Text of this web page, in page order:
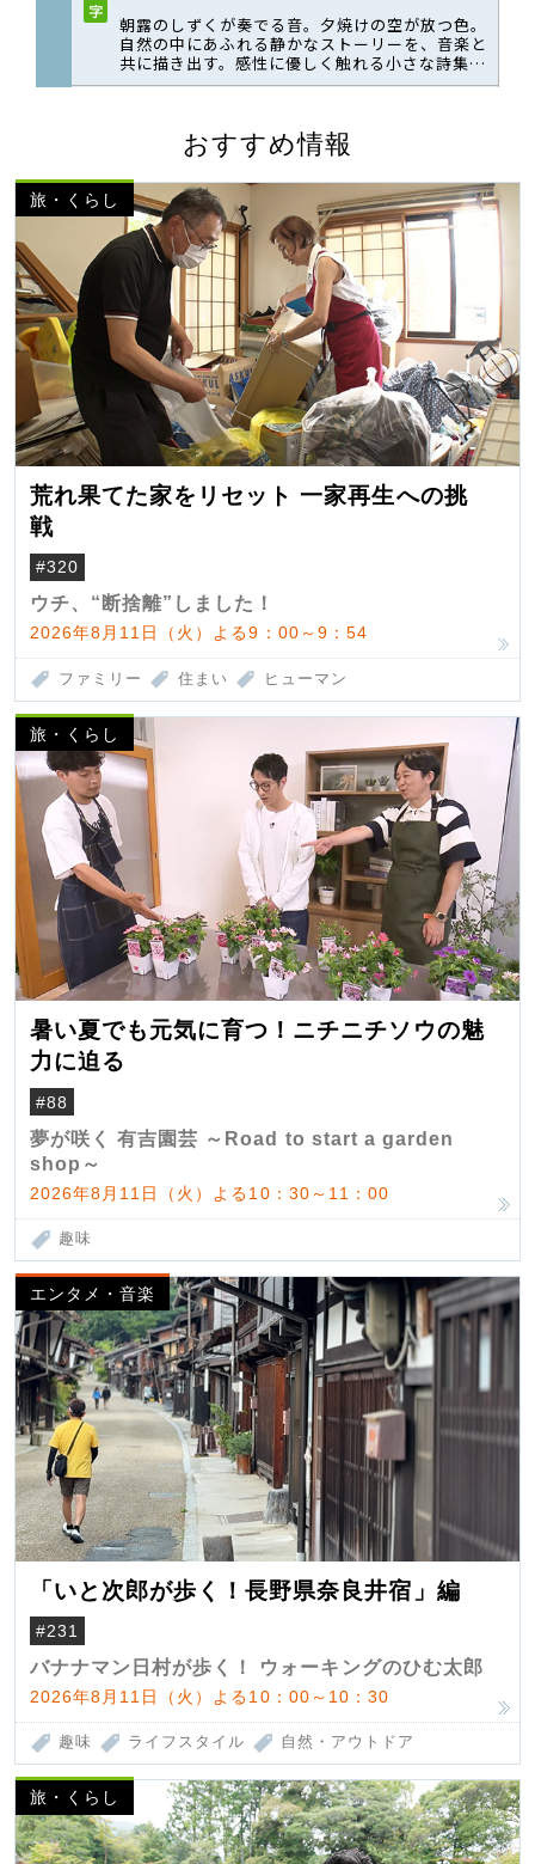
おすすめ情報
旅・くらし
荒れ果てた家をリセット 一家再生への挑
戦
#320
ウチ、“断捨離”しました！
2026年8月11日（火）よる9：00～9：54
ファミリー 住まい ヒューマン
旅・くらし
暑い夏でも元気に育つ！ニチニチソウの魅
力に迫る
#88
夢が咲く 有吉園芸 ～Road to start a garden
shop～
2026年8月11日（火）よる10：30～11：00
趣味
エンタメ・音楽
「いと次郎が歩く！長野県奈良井宿」編
#231
バナナマン日村が歩く！ ウォーキングのひむ太郎
2026年8月11日（火）よる10：00～10：30
趣味 ライフスタイル 自然・アウトドア
旅・くらし